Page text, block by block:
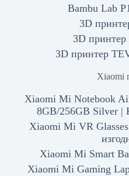
Bambu Lab
3D
3D
3D принтер
Xiaomi
Xiaomi Mi Notebook
8GB/256GB Silver |
Xiaomi Mi VR
Xiaomi Mi Smart
Xiaomi Mi Gaming